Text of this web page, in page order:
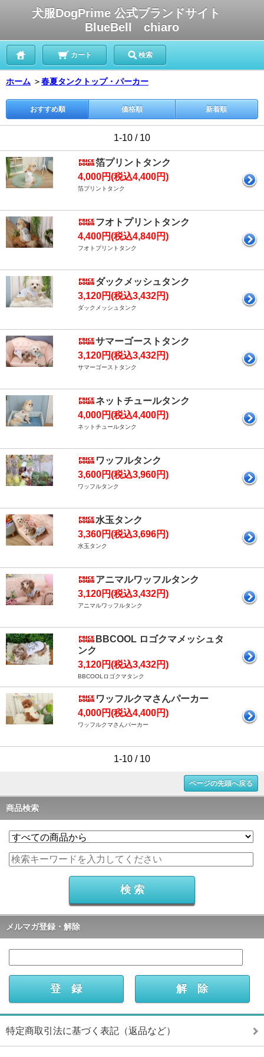
犬服DogPrime 公式ブランドサイト
BlueBell chiaro
カート 検索
ホーム ＞春夏タンクトップ・パーカー
おすすめ順 価格順 新着順
1-10 / 10
箔プリントタンク
4,000円(税込4,400円)
箔プリントタンク
フオトプリントタンク
4,400円(税込4,840円)
フオトプリントタンク
ダックメッシュタンク
3,120円(税込3,432円)
ダックメッシュタンク
サマーゴーストタンク
3,120円(税込3,432円)
サマーゴーストタンク
ネットチュールタンク
4,000円(税込4,400円)
ネットチュールタンク
ワッフルタンク
3,600円(税込3,960円)
ワッフルタンク
水玉タンク
3,360円(税込3,696円)
水玉タンク
アニマルワッフルタンク
3,120円(税込3,432円)
アニマルワッフルタンク
BBCOOL ロゴクマメッシュタ
ンク
3,120円(税込3,432円)
BBCOOLロゴクマタンク
ワッフルクマさんパーカー
4,000円(税込4,400円)
ワッフルクマさんパーカー
1-10 / 10
ページの先頭へ戻る
商品検索
メルマガ登録・解除
特定商取引法に基づく表記（返品など）